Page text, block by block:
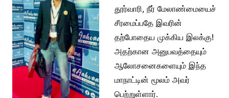
தூர்வாரி, நீர் மேலாண்மையைச்
சீரமைப்பதே இவரின்
தற்போதைய முக்கிய இலக்கு!
அதற்கான அனுபவத்தையும்
ஆலோசனைகளையும் இந்த
மாநாட்டின் மூலம் அவர்
பெற்றுள்ளார்.